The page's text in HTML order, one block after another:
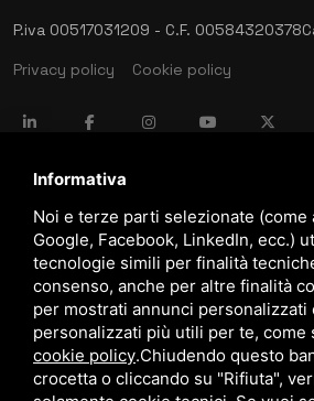
P.iva 00517031209 - C.F. 00584320378
Privacy policy
Cookie policy
language ITALIANO
download Catalogo Stima
download Politica qualità e sicurezza
Informativa
Noi e terze parti selezionate (come
Google, Facebook, LinkedIn, ecc.)
tecnologie simili per finalità
consenso, anche per altre finalità
per mostrati annunci personalizzati
personalizzati più utili per te, come
cookie policy.Chiudendo questo
crocetta o cliccando su "Rifiuta",